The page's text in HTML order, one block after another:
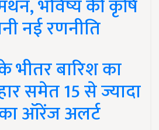
भविष्य की कृषि
नई रणनीति
भीतर बारिश का
समेत 15 से ज्यादा
ऑरेंज अलर्ट